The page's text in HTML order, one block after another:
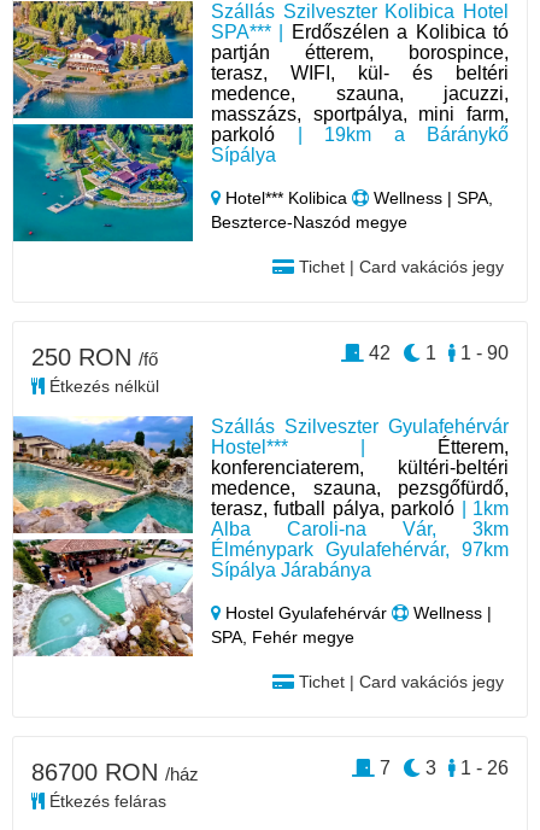
Szállás Szilveszter Kolibica Hotel
SPA*** |
Erdőszélen a Kolibica tó
partján étterem, borospince,
terasz, WIFI, kül- és beltéri
medence, szauna, jacuzzi,
masszázs, sportpálya, mini farm,
parkoló | 19km a Báránykő
Sípálya
Hotel*** Kolibica
Wellness | SPA,
Beszterce-Naszód megye
Tichet | Card vakációs jegy
Szállás Szilveszter Gyulafehérvár
Hostel*** |
Étterem,
konferenciaterem, kültéri-beltéri
medence, szauna, pezsgőfürdő,
terasz, futball pálya, parkoló | 1km
Alba Caroli-na Vár, 3km
Élménypark Gyulafehérvár, 97km
Sípálya Járabánya
Hostel Gyulafehérvár
Wellness |
SPA, Fehér megye
Tichet | Card vakációs jegy
250 RON /fő
Étkezés nélkül
1 - 90
1
42
86700 RON /ház
Étkezés feláras
1 - 26
3
7